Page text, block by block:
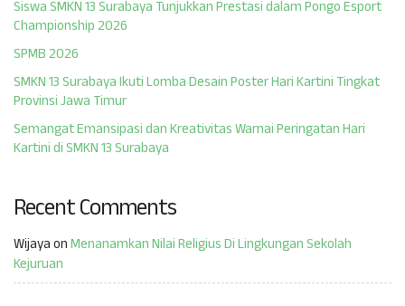
Siswa SMKN 13 Surabaya Tunjukkan Prestasi dalam Pongo Esport
Championship 2026
SPMB 2026
SMKN 13 Surabaya Ikuti Lomba Desain Poster Hari Kartini Tingkat
Provinsi Jawa Timur
Semangat Emansipasi dan Kreativitas Warnai Peringatan Hari
Kartini di SMKN 13 Surabaya
Recent Comments
WijayaonMenanamkan Nilai Religius Di Lingkungan Sekolah
Kejuruan